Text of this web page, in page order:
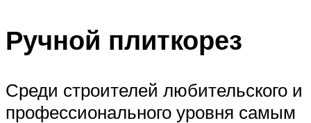
Ручной плиткорез
Среди строителей любительского и
профессионального уровня самым